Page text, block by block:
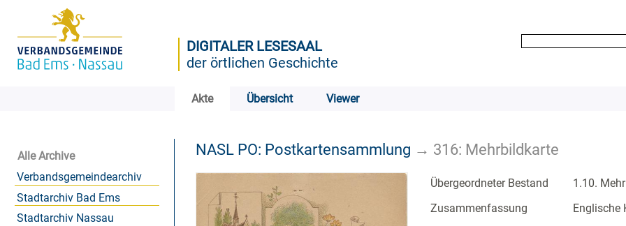
DIGITALER LESESAAL
der örtlichen Geschichte
Akte Übersicht Viewer
Alle Archive
Verbandsgemeindearchiv
Stadtarchiv Bad Ems
Stadtarchiv Nassau
NASL PO: Postkartensammlung → 316: Mehrbildkarte
Übergeordneter Bestand
1.10.
Zusammenfassung
Englische